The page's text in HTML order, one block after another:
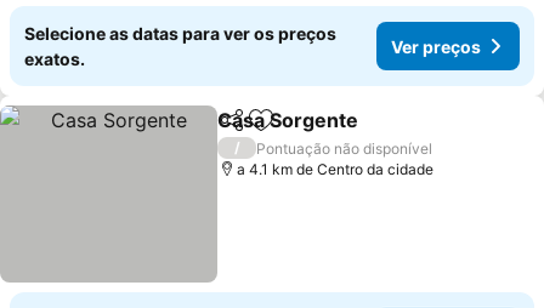
Selecione as datas para ver os preços
exatos.
Ver preços
PartilharAdicionar aos favoritos
Casa Sorgente
/
Pontuação não disponível
a 4.1 km de Centro da cidade